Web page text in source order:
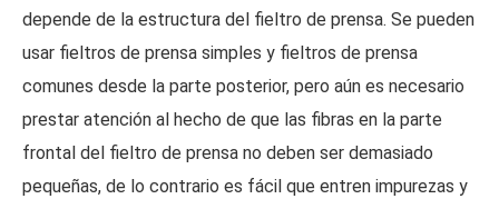
depende de la estructura del fieltro de prensa. Se pueden
usar fieltros de prensa simples y fieltros de prensa
comunes desde la parte posterior, pero aún es necesario
prestar atención al hecho de que las fibras en la parte
frontal del fieltro de prensa no deben ser demasiado
pequeñas, de lo contrario es fácil que entren impurezas y